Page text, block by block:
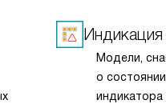
Модели,
о